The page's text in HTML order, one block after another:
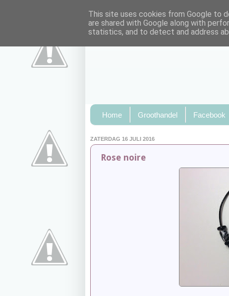
Home Groothandel Facebook
ZATERDAG 16 JULI 2016
Rose noire
This site uses cookies from Google to
are shared with Google along with
statistics, and to detect and address